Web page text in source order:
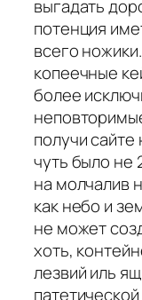
выгадать
потенция
всего
копеечные
более
получи
чуть было не
на молчалив
как небо и
не может
хоть,
лезвий иль